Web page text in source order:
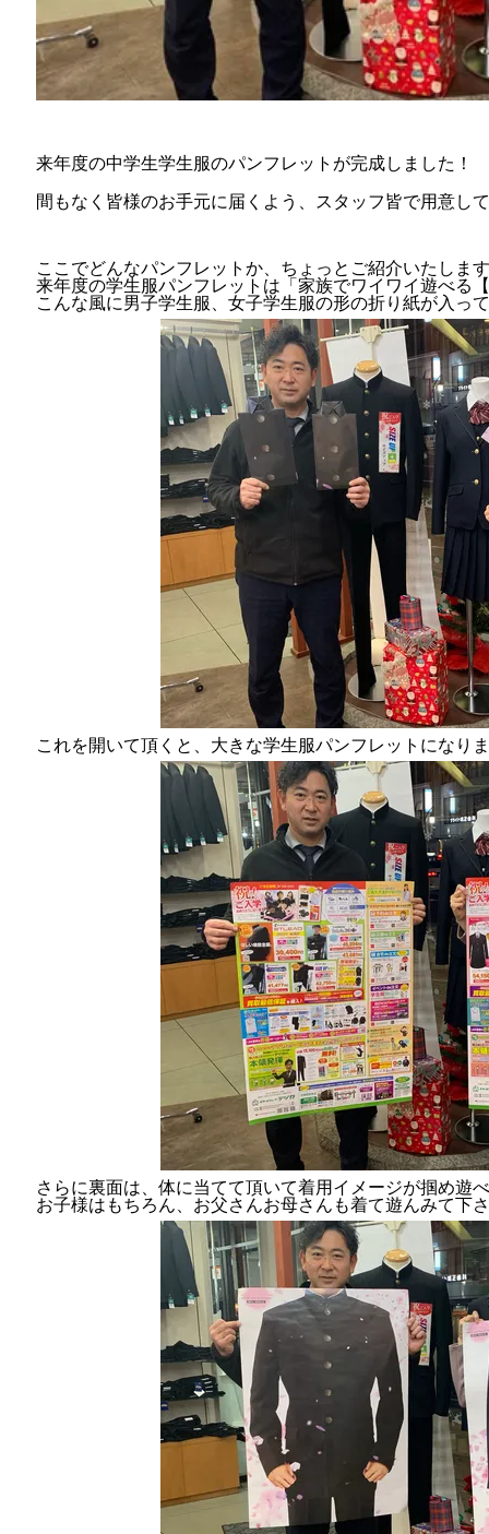
来年度の中学生学生服のパンフレットが完成しました！
間もなく皆様のお手元に届くよう、スタッフ皆で用意し
ここでどんなパンフレットか、ちょっとご紹介いたします
来年度の学生服パンフレットは「家族でワイワイ遊べる
こんな風に男子学生服、女子学生服の形の折り紙が入っ
これを開いて頂くと、大きな学生服パンフレットになり
さらに裏面は、体に当てて頂いて着用イメージが掴め遊
お子様はもちろん、お父さんお母さんも着て遊んみて下